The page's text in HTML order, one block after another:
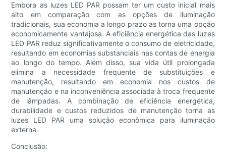
Embora as luzes LED PAR possam ter um custo inicial mais
alto em comparação com as opções de iluminação
tradicionais, sua economia a longo prazo as torna uma opção
economicamente vantajosa. A eficiência energética das luzes
LED PAR reduz significativamente o consumo de eletricidade,
resultando em economias substanciais nas contas de energia
ao longo do tempo. Além disso, sua vida útil prolongada
elimina a necessidade frequente de substituições e
manutenção, resultando em economia nos custos de
manutenção e na inconveniência associada à troca frequente
de lâmpadas. A combinação de eficiência energética,
durabilidade e custos reduzidos de manutenção torna as
luzes LED PAR uma solução econômica para iluminação
externa.
Conclusão: